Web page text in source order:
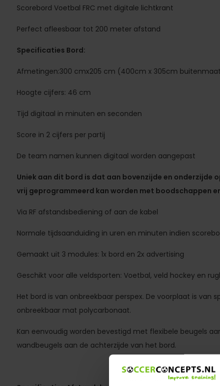
Scorebord Voetbal FRC met digitale lichtkrant
Perfect afleesbaar tot 200 meter afstand
Specificaties Bord:
Afmetingen:300 cmx205 cm (400cm x 305cm
Hoogte cijfers: 46 cm
Tijd digitaal in minuten en seconden
Score in 2 cijfers per partij
De team namen kunnen digitaal worden aangepast
Uniek aan dit bord is dat aan bovenzijde en onderzijde
vrij geprogrammeerd kan worden met boodschappen
Via RF afstandsbediening of aan de kabel
Normale tijdsaanduiding in uren en minuten indien
Gemaakt uit 3 modules: 1x bord en 2x advertising
Geschikt voor alle veldsporten: Voetbal, veld hockey en
Het bord is van onbreekbaar perspex. De voorplaat is van
onbreekbaar mat polycarbonaat.
Kan eenvoudig worden bevestigd met flexibele beugels
wandbeugels aan de achterzijde van het bord.